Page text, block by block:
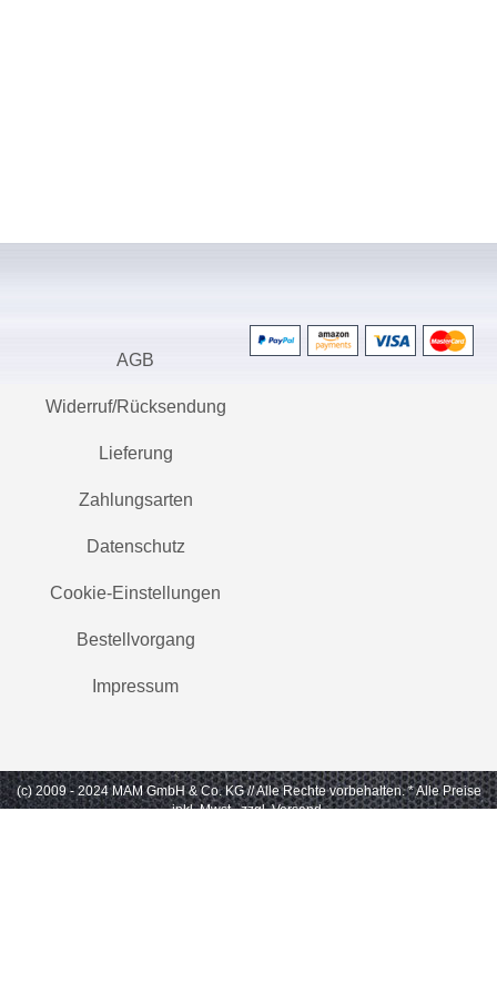
AGB
Widerruf/Rücksendung
Lieferung
Zahlungsarten
Datenschutz
Cookie-Einstellungen
Bestellvorgang
Impressum
(c) 2009 - 2024 MAM GmbH & Co. KG // Alle Rechte vorbehalten. * Alle Preise
inkl. Mwst., zzgl. Versand.